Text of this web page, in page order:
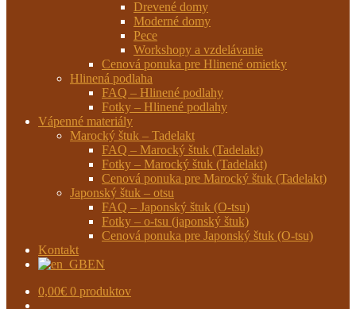
Drevené domy
Moderné domy
Pece
Workshopy a vzdelávanie
Cenová ponuka pre Hlinené omietky
Hlinená podlaha
FAQ – Hlinené podlahy
Fotky – Hlinené podlahy
Vápenné materiály
Marocký štuk – Tadelakt
FAQ – Marocký štuk (Tadelakt)
Fotky – Marocký štuk (Tadelakt)
Cenová ponuka pre Marocký štuk (Tadelakt)
Japonský štuk – otsu
FAQ – Japonský štuk (O-tsu)
Fotky – o-tsu (japonský štuk)
Cenová ponuka pre Japonský štuk (O-tsu)
Kontakt
EN
0,00€ 0 produktov